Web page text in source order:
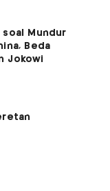
soal Mundur
Beda
Jokowi